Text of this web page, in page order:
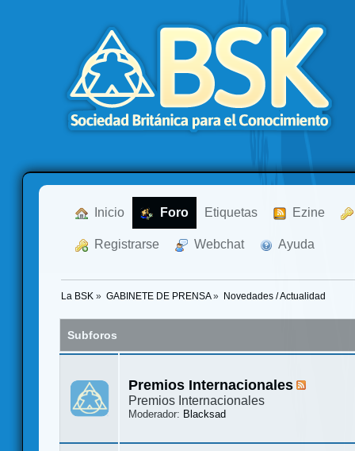
Inicio Foro Etiquetas Ezine
Registrarse Webchat Ayuda
La BSK » GABINETE DE PRENSA» Novedades / Actualidad
Subforos
Premios Internacionales
Premios Internacionales
Moderador: Blacksad